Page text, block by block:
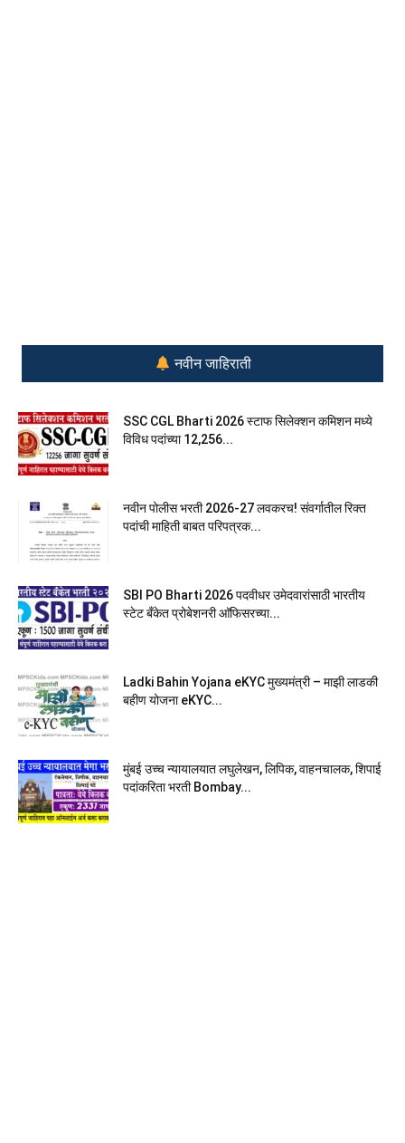
नवीन जाहिराती
SSC CGL Bharti 2026 स्टाफ सिलेक्शन कमिशन मध्ये
विविध पदांच्या 12,256...
नवीन पोलीस भरती 2026-27 लवकरच! संवर्गातील रिक्त
पदांची माहिती बाबत परिपत्रक...
SBI PO Bharti 2026 पदवीधर उमेदवारांसाठी भारतीय
स्टेट बँकेत प्रोबेशनरी आ‍ॅफिसरच्या...
Ladki Bahin Yojana eKYC मुख्यमंत्री – माझी लाडकी
बहीण योजना eKYC...
मुंबई उच्च न्यायालयात लघुलेखन, लिपिक, वाहनचालक, शिपाई
पदांकरिता भरती Bombay...